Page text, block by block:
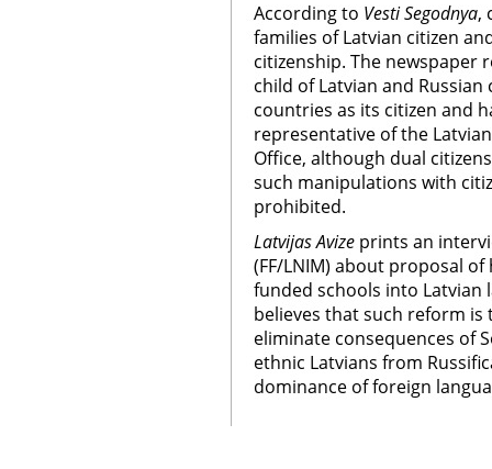
According to Vesti Segodnya,
families of Latvian citizen
citizenship. The newspaper
child of Latvian and
countries as its citizen and
representative of the
Office, although dual
such manipulations with
prohibited.
Latvijas Avize prints an
(FF/LNIM) about proposal
funded schools into Latvian
believes that such reform
eliminate consequences of
ethnic Latvians from
dominance of foreign